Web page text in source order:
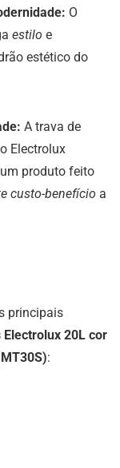
O
estilo e
estético do
A trava de
Electrolux
produto feito
custo-benefício a
principais
20L cor
: